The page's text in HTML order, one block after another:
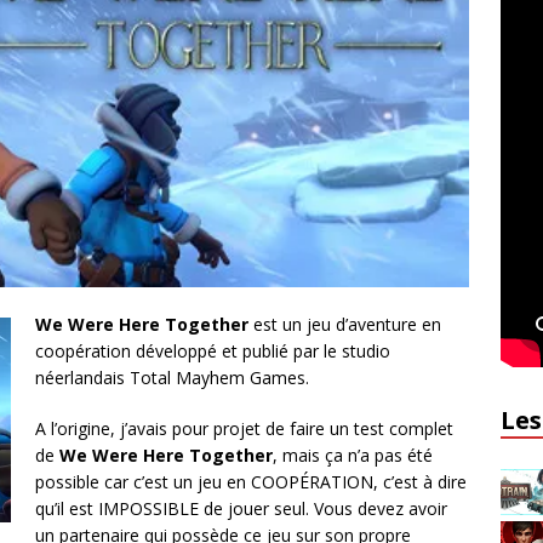
We Were Here Together est un jeu d’aventure en
coopération développé et publié par le studio
néerlandais Total Mayhem Games.
A l’origine, j’avais pour projet de faire un test complet
de We Were Here Together, mais ça n’a pas été
possible car c’est un jeu en COOPÉRATION, c’est à dire
qu’il est IMPOSSIBLE de jouer seul. Vous devez avoir
un partenaire qui possède ce jeu sur son propre